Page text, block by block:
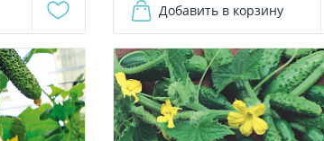
Добавить в корзину